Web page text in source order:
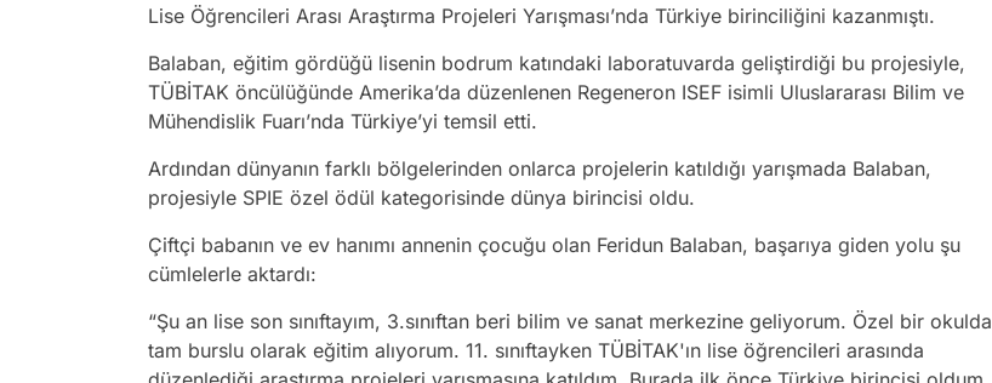
Lise Öğrencileri Arası Araştırma Projeleri Yarışması’nda Türkiye birinciliğini kazanmıştı.
Balaban, eğitim gördüğü lisenin bodrum katındaki laboratuvarda geliştirdiği bu projesiyle,
TÜBİTAK öncülüğünde Amerika’da düzenlenen Regeneron ISEF isimli Uluslararası Bilim ve
Mühendislik Fuarı’nda Türkiye’yi temsil etti.
Ardından dünyanın farklı bölgelerinden onlarca projelerin katıldığı yarışmada Balaban,
projesiyle SPIE özel ödül kategorisinde dünya birincisi oldu.
Çiftçi babanın ve ev hanımı annenin çocuğu olan Feridun Balaban, başarıya giden yolu şu
cümlelerle aktardı:
“Şu an lise son sınıftayım, 3.sınıftan beri bilim ve sanat merkezine geliyorum. Özel bir okulda
tam burslu olarak eğitim alıyorum. 11. sınıftayken TÜBİTAK'ın lise öğrencileri arasında